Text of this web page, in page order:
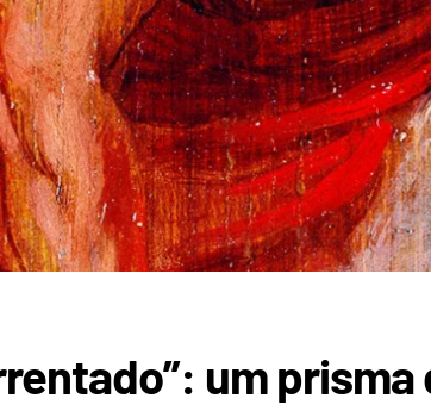
um prisma